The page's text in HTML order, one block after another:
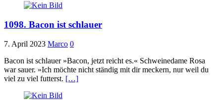
1098. Bacon ist schlauer
7. April 2023 Marco 0
Bacon ist schlauer »Bacon, jetzt reicht es.« Schweinedame Rosa
war sauer. »Ich möchte nicht ständig mit dir meckern, nur weil du
viel zu viel futterst. […]